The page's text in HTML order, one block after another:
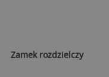
Zamek rozdzielczy